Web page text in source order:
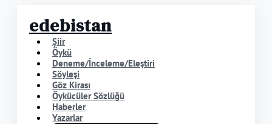
edebistan
Şiir
Öykü
Deneme/İnceleme/Eleştiri
Söyleşi
Göz Kirası
Öykücüler Sözlüğü
Haberler
Yazarlar